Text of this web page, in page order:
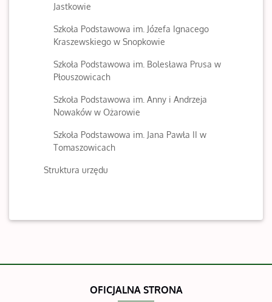
Jastkowie
Szkoła Podstawowa im. Józefa Ignacego
Kraszewskiego w Snopkowie
Szkoła Podstawowa im. Bolesława Prusa w
Płouszowicach
Szkoła Podstawowa im. Anny i Andrzeja
Nowaków w Ożarowie
Szkoła Podstawowa im. Jana Pawła II w
Tomaszowicach
Struktura urzędu
OFICJALNA STRONA